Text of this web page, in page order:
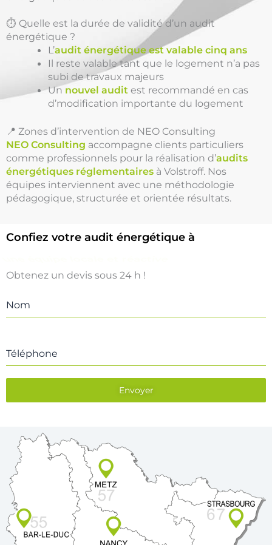
⏱️ Quelle est la durée de validité d’un audit
énergétique ?
L’audit énergétique est valable cinq ans
Il reste valable tant que le logement n’a pas
subi de travaux majeurs
Un nouvel audit est recommandé en cas
d’modification importante du logement
📍 Zones d’intervention de NEO Consulting
NEO Consulting accompagne clients particuliers
comme professionnels pour la réalisation d’audits
énergétiques réglementaires à Volstroff. Nos
équipes interviennent avec une méthodologie
pédagogique, structurée et orientée résultats.
Confiez votre audit énergétique à
Obtenez un devis sous 24 h !
Nom
Téléphone
Envoyer